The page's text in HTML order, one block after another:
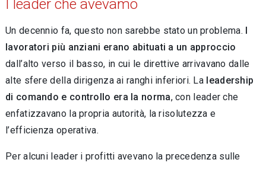
I leader che avevamo
Un decennio fa, questo non sarebbe stato un problema. I
lavoratori più anziani erano abitua­ti a un approccio
dall’alto verso il basso, in cui le direttive arrivavano dalle
alte sfere della di­rigenza ai ranghi inferiori. La leadership
di co­mando e controllo era la norma, con leader che
enfatizzavano la propria autorità, la risolutezza e
l’efficienza operativa.
Per alcuni leader i profitti avevano la prece­denza sulle